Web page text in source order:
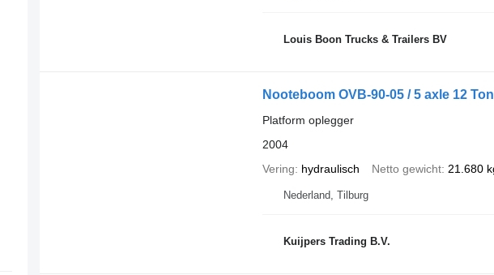
Louis Boon Trucks & Trailers BV
Nooteboom OVB-90-05 / 5 axle 12
Platform oplegger
2004
Vering
hydraulisch Netto gewicht 21.680
Nederland, Tilburg
Kuijpers Trading B.V.